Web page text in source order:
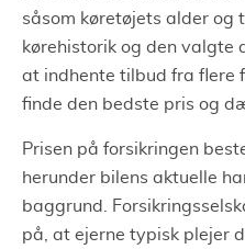
såsom køretøjets alder og
kørehistorik og den valgte
at indhente tilbud fra flere
finde den bedste pris og
Prisen på forsikringen
herunder bilens aktuelle
baggrund.
på, at ejerne typisk plejer